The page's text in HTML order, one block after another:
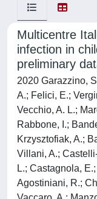
Multicentre
infection in
preliminary
2020 Garazzino,
A.; Felici, E.;
Vecchio, A. L.;
Rabbone, I.;
Krzysztofiak, A.;
Villani, A.;
L.; Castagnola,
Agostiniani, R.;